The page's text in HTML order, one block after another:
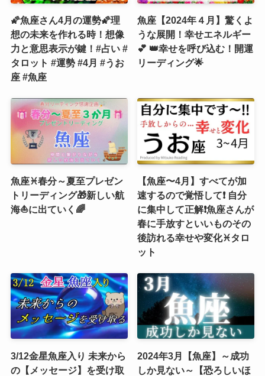
🌠魚座さん4月の運勢🌠理
想の未来を作れる時！想像
力と意思表示が鍵！#占い #
タロット #運勢 #4月 #うお
座 #魚座
魚座【2024年４月】驚くよ
うな展開！幸せエネルギー
💕 👑幸せを呼び込む！開運
リーディング🌟
魚座♓春分～夏至プレゼン
トリーディング🎁新しい航
海⛵️に出ていく🌈
【魚座〜4月】すべてが加
速するので覚悟して❗️ 自分
に集中して正解❗️魚座さんが
春に手放すといいものその
後訪れる幸せや変化♓️タロ
ット
3/12金星魚座入り 未来から
の【メッセージ】を受け取
2024年3月【魚座】～成功
しか見ない～【恐ろしいほ